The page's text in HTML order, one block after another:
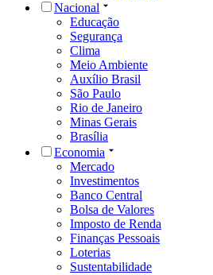
Nacional
Educação
Segurança
Clima
Meio Ambiente
Auxílio Brasil
São Paulo
Rio de Janeiro
Minas Gerais
Brasília
Economia
Mercado
Investimentos
Banco Central
Bolsa de Valores
Imposto de Renda
Finanças Pessoais
Loterias
Sustentabilidade